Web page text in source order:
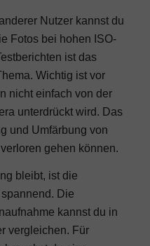
Nutzer kannst du
Fotos bei hohen ISO-
ist das
Wichtig ist vor
nicht einfach von der
unterdrückt wird. Das
und Umfärbung von
gehen können.
bleibt, ist die
Die
kannst du in
vergleichen. Für